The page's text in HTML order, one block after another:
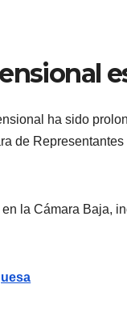
ha sido
de Representantes
la Cámara Baja,